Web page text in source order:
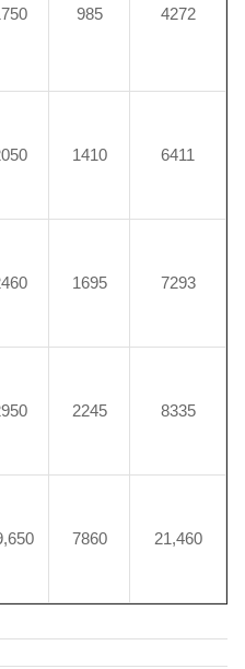
985 4272
1410 6411
1695 7293
2245 8335
7860 21,460